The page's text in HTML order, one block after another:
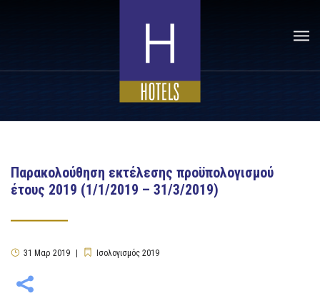
Παρακολούθηση εκτέλεσης προϋπολογισμού
έτους 2019 (1/1/2019 – 31/3/2019)
31 Μαρ 2019 Ισολογισμός 2019